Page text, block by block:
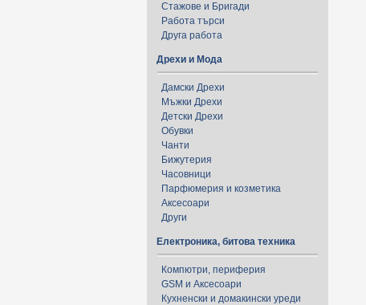
Стажове и Бригади
Работа търси
Друга работа
Дрехи и Мода
Дамски Дрехи
Мъжки Дрехи
Детски Дрехи
Обувки
Чанти
Бижутерия
Часовници
Парфюмерия и козметика
Аксесоари
Други
Електроника, битова техника
Компютри, периферия
GSM и Аксесоари
Кухненски и домакински уреди